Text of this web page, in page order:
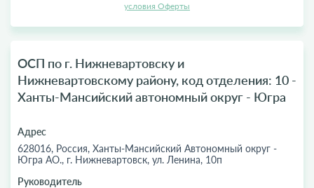
условия Оферты
ОСП по г. Нижневартовску и
Нижневартовскому району, код отделения: 10 -
Ханты-Мансийский автономный округ - Югра
Адрес
628016, Россия, Ханты-Мансийский Автономный округ -
Югра АО., г. Нижневартовск, ул. Ленина, 10п
Руководитель